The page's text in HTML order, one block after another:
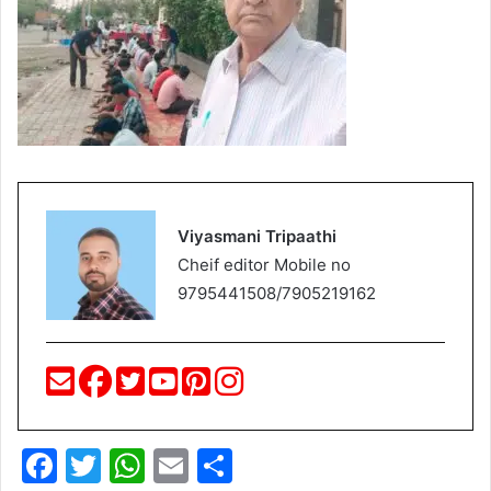
Viyasmani Tripaathi
Cheif editor Mobile no
9795441508/7905219162
F
T
W E